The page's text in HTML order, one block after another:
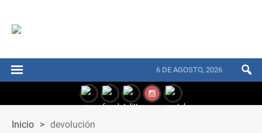
6 DE AGOSTO, 2026
Inicio > devolución